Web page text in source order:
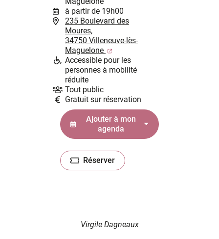
à partir de 19h00
235 Boulevard des
Moures,
34750 Villeneuve-lès-
Maguelone
(ouverture dans un nouvel
Accessible pour les
personnes à mobilité
réduite
Tout public
Gratuit sur réservation
Ajouter à mon
agenda
Réserver
(ouverture dans un nouvel onglet)
Virgile Dagneaux